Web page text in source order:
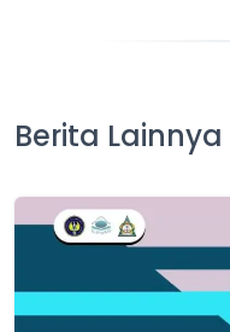
Berita Lainnya